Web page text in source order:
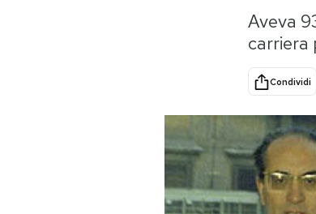
Consumismi
Storie/Idee
Ok Boomer!
Media
Europa
Altrecose
Mondiali calcio 2026
Aveva
carriera
Condividi